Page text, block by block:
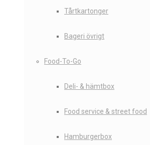
Tårtkartonger
Bageri övrigt
Food-To-Go
Deli- & hämtbox
Food service & street food
Hamburgerbox